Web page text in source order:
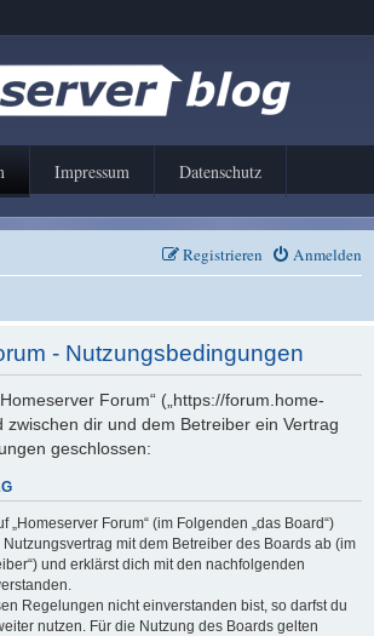
Impressum Datenschutz
Anmelden
Registrieren
- Nutzungsbedingungen
Forum“ („https://forum.home-
zwischen dir und dem Betreiber ein Vertrag
geschlossen:
„Homeserver Forum“ (im Folgenden „das Board“)
mit dem Betreiber des Boards ab (im
und erklärst dich mit den nachfolgenden
Regelungen nicht einverstanden bist, so darfst du
nutzen. Für die Nutzung des Boards gelten